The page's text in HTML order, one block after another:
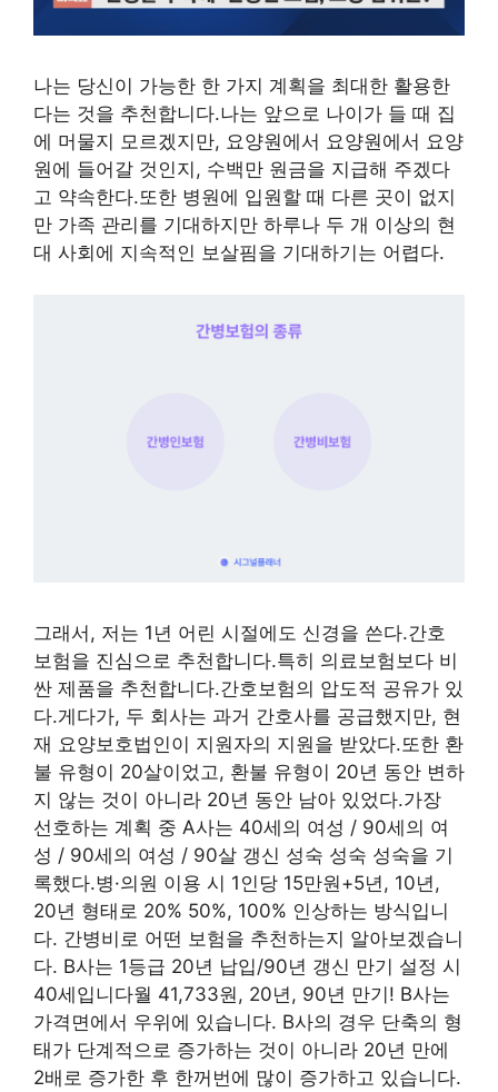
나는 당신이 가능한 한 가지 계획을 최대한 활용한
다는 것을 추천합니다.나는 앞으로 나이가 들 때 집
에 머물지 모르겠지만, 요양원에서 요양원에서 요양
원에 들어갈 것인지, 수백만 원금을 지급해 주겠다
고 약속한다.또한 병원에 입원할 때 다른 곳이 없지
만 가족 관리를 기대하지만 하루나 두 개 이상의 현
대 사회에 지속적인 보살핌을 기대하기는 어렵다.
그래서, 저는 1년 어린 시절에도 신경을 쓴다.간호
보험을 진심으로 추천합니다.특히 의료보험보다 비
싼 제품을 추천합니다.간호보험의 압도적 공유가 있
다.게다가, 두 회사는 과거 간호사를 공급했지만, 현
재 요양보호법인이 지원자의 지원을 받았다.또한 환
불 유형이 20살이었고, 환불 유형이 20년 동안 변하
지 않는 것이 아니라 20년 동안 남아 있었다.가장
선호하는 계획 중 A사는 40세의 여성 / 90세의 여
성 / 90세의 여성 / 90살 갱신 성숙 성숙 성숙을 기
록했다.병·의원 이용 시 1인당 15만원+5년, 10년,
20년 형태로 20% 50%, 100% 인상하는 방식입니
다. 간병비로 어떤 보험을 추천하는지 알아보겠습니
다. B사는 1등급 20년 납입/90년 갱신 만기 설정 시
40세입니다월 41,733원, 20년, 90년 만기! B사는
가격면에서 우위에 있습니다. B사의 경우 단축의 형
태가 단계적으로 증가하는 것이 아니라 20년 만에
2배로 증가한 후 한꺼번에 많이 증가하고 있습니다.